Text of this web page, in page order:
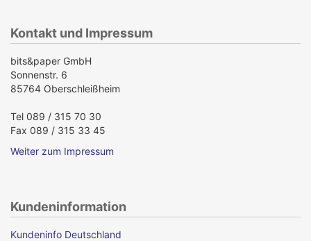
Kontakt und Impressum
bits&paper GmbH
Sonnenstr. 6
85764 Oberschleißheim
Tel 089 / 315 70 30
Fax 089 / 315 33 45
Weiter zum Impressum
Kundeninformation
Kundeninfo Deutschland